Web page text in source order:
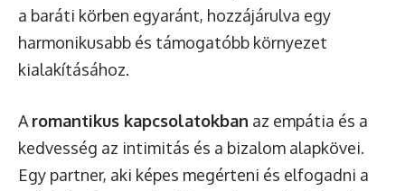
a baráti körben egyaránt, hozzájárulva egy
harmonikusabb és támogatóbb környezet
kialakításához.
A romantikus kapcsolatokban az empátia és a
kedvesség az intimitás és a bizalom alapkövei.
Egy partner, aki képes megérteni és elfogadni a